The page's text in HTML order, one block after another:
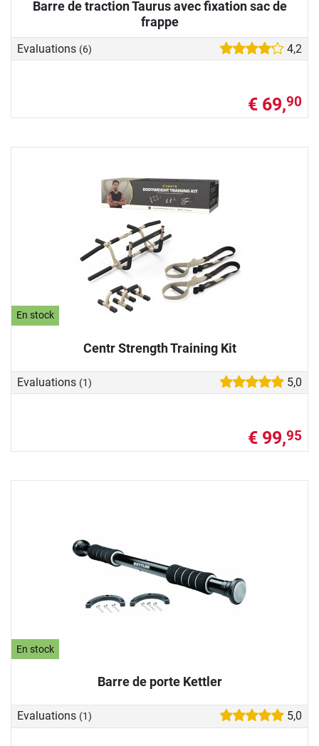
Barre de traction Taurus avec fixation sac de
frappe
Evaluations (6) 4,2
€ 69,90
En stock
Centr Strength Training Kit
Evaluations (1) 5,0
€ 99,95
En stock
Barre de porte Kettler
Evaluations (1) 5,0